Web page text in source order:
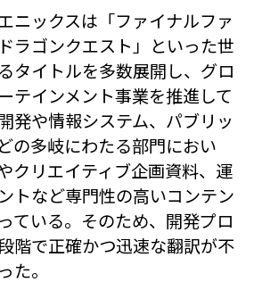
ニックスは「ファイナルファ
ラゴンクエスト」といった世
タイトルを多数展開し、グロ
テインメント事業を推進して
発や情報システム、パブリッ
の多岐にわたる部門におい
クリエイティブ企画資料、運
トなど専門性の高いコンテン
ている。そのため、開発プロ
階で正確かつ迅速な翻訳が不
た。